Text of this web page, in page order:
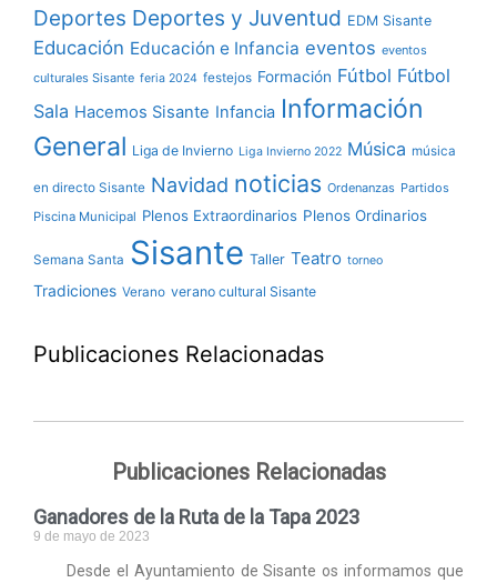
Deportes Deportes y Juventud EDM Sisante
Educación Educación e Infancia eventos eventos
culturales Sisante feria 2024 festejos Formación Fútbol Fútbol
Sala Hacemos Sisante Infancia Información
General Liga de Invierno Liga Invierno 2022 Música música
en directo Sisante Navidad noticias Ordenanzas Partidos
Piscina Municipal Plenos Extraordinarios Plenos Ordinarios
Semana Santa Sisante Taller Teatro torneo
Tradiciones Verano verano cultural Sisante
Publicaciones Relacionadas
Publicaciones Relacionadas
Ganadores de la Ruta de la Tapa 2023
9 de mayo de 2023
Desde el Ayuntamiento de Sisante os informamos que